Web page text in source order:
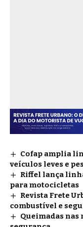
Cofap amplia
veículos leves e
Riffel lança
para motocicletas
Revista Frete
combustível e
Queimadas nas